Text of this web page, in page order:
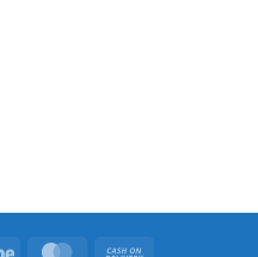
Stripe MasterCard